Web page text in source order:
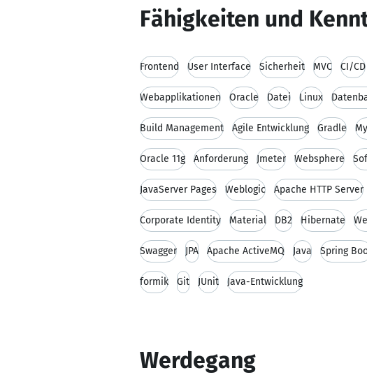
Fähigkeiten und
Frontend User Interface Sicherheit MVC CI/CD
Webapplikationen Oracle Datei Linux
Build Management Agile Entwicklung Gradle
Oracle 11g Anforderung Jmeter Websphere
JavaServer Pages Weblogic Apache HTTP Server
Corporate Identity Material DB2 Hibernate
Swagger JPA Apache ActiveMQ Java Spring
formik Git JUnit Java-Entwicklung
Werdegang